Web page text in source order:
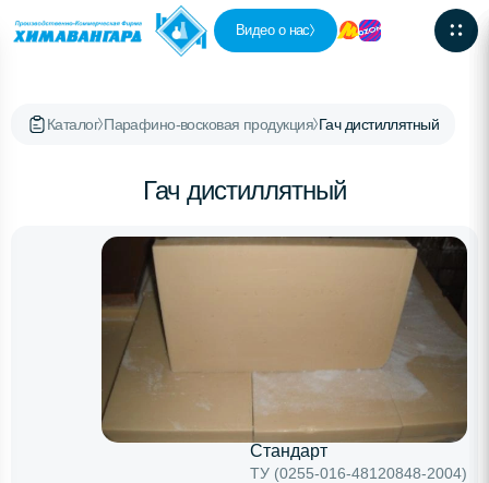
Видео о нас
Каталог Парафино-восковая продукция Гач дистиллятный
Гач дистиллятный
Стандарт
ТУ (0255-016-48120848-2004)